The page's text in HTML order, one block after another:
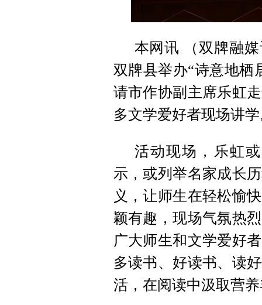
本网讯 （双牌融
双牌县举办“诗意地
请市作协副主席乐虹
多文学爱好者现场讲
活动现场，乐虹
示，或列举名家成长
义，让师生在轻松愉
颖有趣，现场气氛热
广大师生和文学爱好
多读书、好读书、读
活，在阅读中汲取营